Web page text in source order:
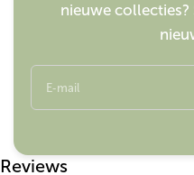
nieuwe
E‑mail
Reviews